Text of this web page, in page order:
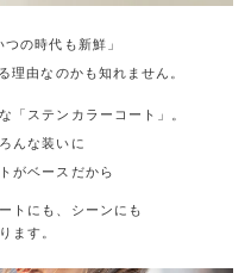
つの時代も新鮮」
理由なのかも知れません。
「ステンカラーコート」。
んな装いに
がベースだから
トにも、シーンにも
ます。